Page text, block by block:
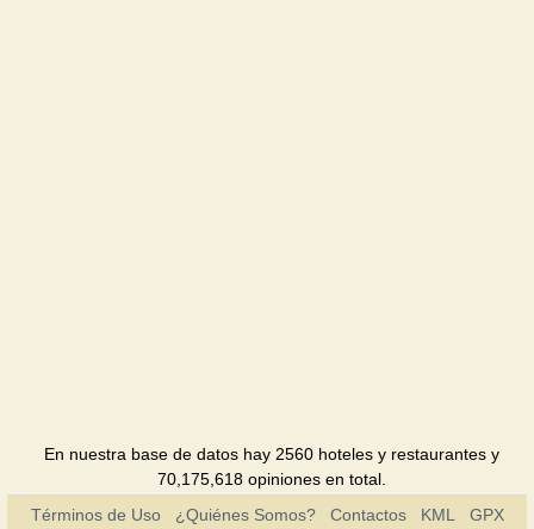
En nuestra base de datos hay 2560 hoteles y restaurantes y
70,175,618 opiniones en total.
Términos de Uso
¿Quiénes Somos? Contactos KML GPX